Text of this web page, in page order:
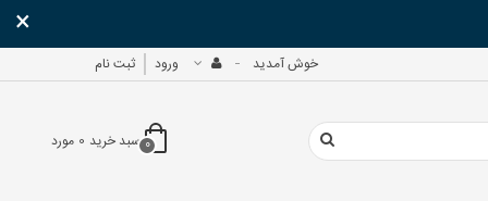
×
خوش آمدید ورود ثبت نام
0سبد خرید 0 مورد